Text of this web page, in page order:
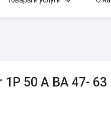
1Р 50 А ВА 47- 63